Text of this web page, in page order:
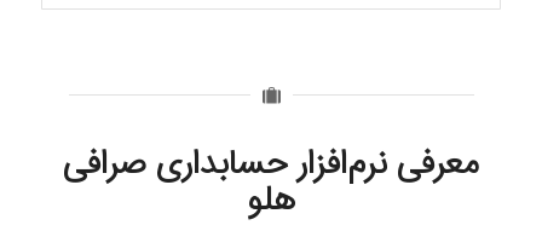
معرفی نرم‌افزار حسابداری صرافی
هلو